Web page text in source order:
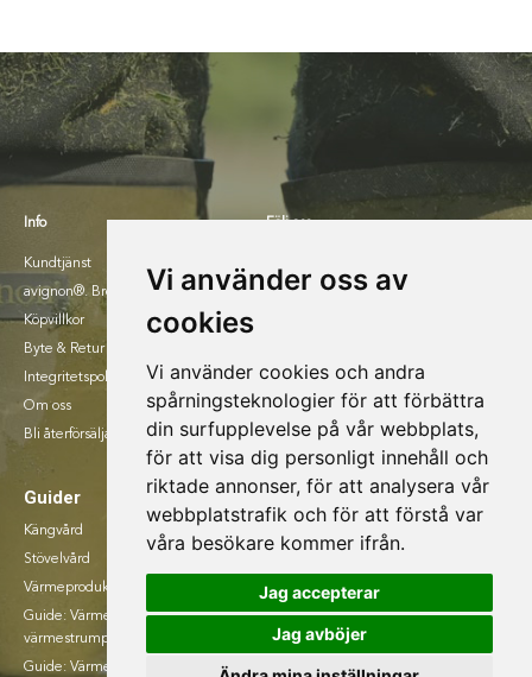
Vi använder oss av
cookies
Vi använder cookies och andra
spårningsteknologier för att förbättra
din surfupplevelse på vår webbplats,
för att visa dig personligt innehåll och
riktade annonser, för att analysera vår
webbplatstrafik och för att förstå var
våra besökare kommer ifrån.
Jag accepterar
Jag avböjer
Info
Kundtjänst
avignon®. Broschyr 2025.
Köpvillkor
Byte & Retur
Integritetspolicy
Om oss
Bli återförsäljare
Följ oss
Guider
Kängvård
Stövelvård
Värmeprodukter
Guide: Värmesulor eller
värmestrumpr
Guide: Värmevästar